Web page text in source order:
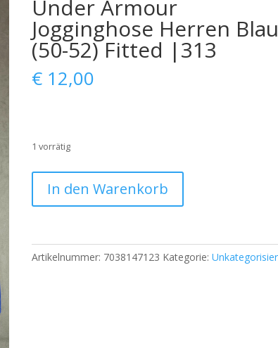
Under Armour
Jogginghose Herren
(50-52) Fitted |313
€ 12,00
1 vorrätig
Armour
Blau
L
In den Warenkorb
Artikelnummer: 7038147123 Kategorie: